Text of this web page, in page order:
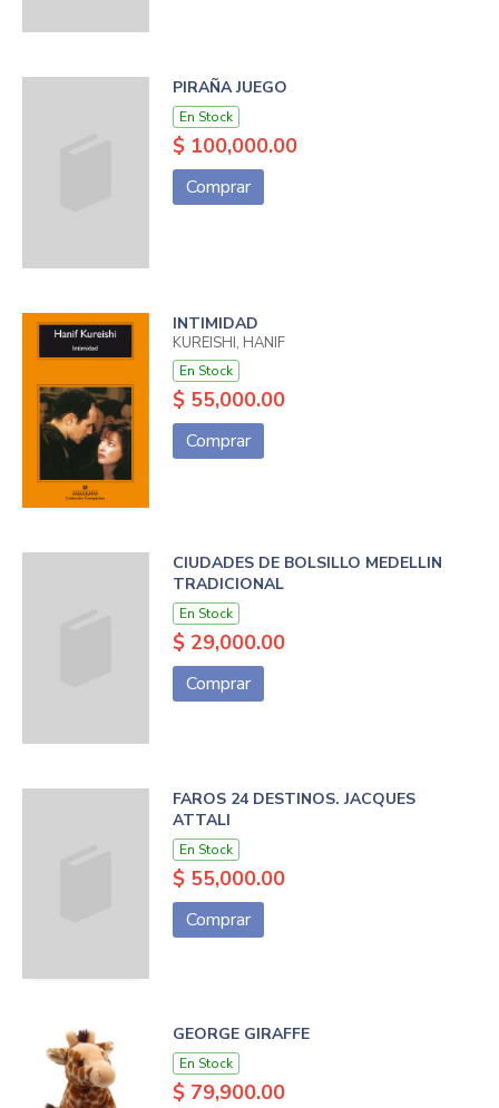
PIRAÑA JUEGO
En Stock
$ 100,000.00
Comprar
INTIMIDAD
KUREISHI, HANIF
En Stock
$ 55,000.00
Comprar
CIUDADES DE BOLSILLO MEDELLIN
TRADICIONAL
En Stock
$ 29,000.00
Comprar
FAROS 24 DESTINOS. JACQUES
ATTALI
En Stock
$ 55,000.00
Comprar
GEORGE GIRAFFE
En Stock
$ 79,900.00